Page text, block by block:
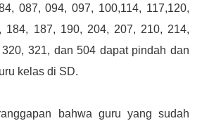
087, 094, 097, 100,114, 117,120,
184, 187, 190, 204, 207, 210, 214,
321, dan 504 dapat pindah dan
kelas di SD.
bahwa guru yang sudah